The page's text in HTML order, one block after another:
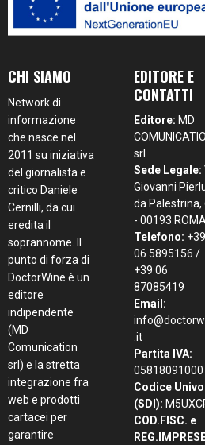
CHI SIAMO
Network di
informazione
che nasce nel
2011 su iniziativa
del giornalista e
critico Daniele
Cernilli, da cui
eredita il
soprannome. Il
punto di forza di
DoctorWine è un
editore
indipendente
(MD
Comunication
srl) e la stretta
integrazione fra
web e prodotti
cartacei per
garantire
EDITORE E
CONTATTI
Editore: MD
srl
Sede Legale:
Giovanni
da Palestrina,
- 00193 ROMA
Telefono: +39
06 5895156 /
+39 06
87085419
Email:
.it
Partita IVA:
05818091000
Codice
(SDI):
COD.FISC. e